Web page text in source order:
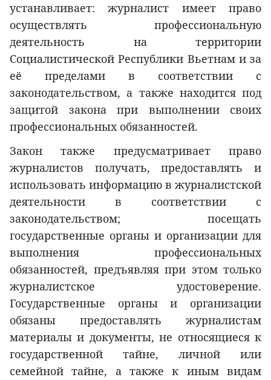
устанавливает: журналист имеет право
осуществлять профессиональную
деятельность на территории
Социалистической Республики Вьетнам и за
её пределами в соответствии с
законодательством, а также находится под
защитой закона при выполнении своих
профессиональных обязанностей.
Закон также предусматривает право
журналистов получать, предоставлять и
использовать информацию в журналистской
деятельности в соответствии с
законодательством; посещать
государственные органы и организации для
выполнения профессиональных
обязанностей, предъявляя при этом только
журналистское удостоверение.
Государственные органы и организации
обязаны предоставлять журналистам
материалы и документы, не относящиеся к
государственной тайне, личной или
семейной тайне, а также к иным видам